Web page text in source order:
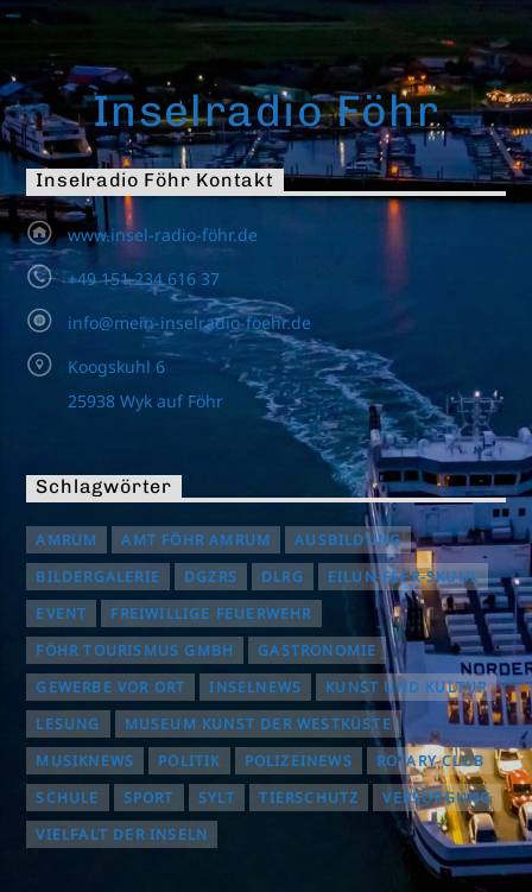
Inselradio Föhr
Inselradio Föhr Kontakt
www.insel-radio-föhr.de
+49 151 234 616 37
info@mein-inselradio-foehr.de
Koogskuhl 6
25938 Wyk auf Föhr
Schlagwörter
AMRUM AMT FÖHR AMRUM
AUSBILDUNG
BILDERGALERIE
DGZRS DLRG
EILUN-FEER-SKUUL
EVENT
FREIWILLIGE FEUERWEHR
FÖHR TOURISMUS GMBH
GASTRONOMIE
GEWERBE VOR ORT
INSELNEWS
KUNST UND KULTUR
LESUNG
MUSEUM KUNST DER WESTKÜSTE
MUSIKNEWS
POLITIK POLIZEINEWS
ROTARY CLUB
SCHULE
SPORT SYLT TIERSCHUTZ
VERSORGUNG
VIELFALT DER INSELN